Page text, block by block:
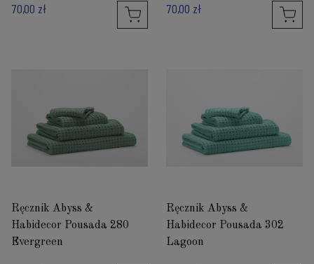
70,00 zł 70,00 zł
Ręcznik Abyss &
Habidecor Pousada 280
Evergreen
Ręcznik Abyss &
Habidecor Pousada 302
Lagoon